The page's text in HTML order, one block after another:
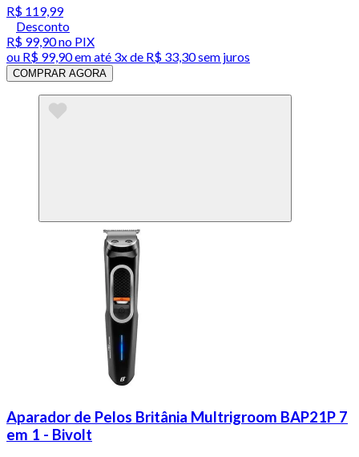
R$ 119,99
Desconto
R$ 99,90no PIX
ou R$ 99,90em até 3x de R$ 33,30 sem juros
COMPRAR AGORA
Aparador de Pelos Britânia Multrigroom BAP21P 7
em 1 - Bivolt